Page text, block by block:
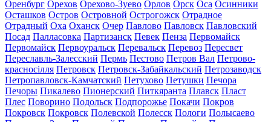
Оренбург Орехов Орехово-Зуево Орлов Орск Оса Осинники
Осташков Остров Островной Острогожск Отрадное
Отрадный Оха Оханск Очер Павлово Павловск Павловский
Посад Палласовка Партизанск Певек Пенза Первомайск
Первомайск Первоуральск Перевальск Перевоз Пересвет
Переславль-Залесский Пермь Пестово Петров Вал Петрово-
красносілля Петровск Петровск-Забайкальский Петрозаводск
Петропавловск-Камчатский Петухово Петушки Печора
Печоры Пикалево Пионерский Питкяранта Плавск Пласт
Плес Поворино Подольск Подпорожье Покачи Покров
Покровск Покровск Полевской Полесск Пологи Полысаево